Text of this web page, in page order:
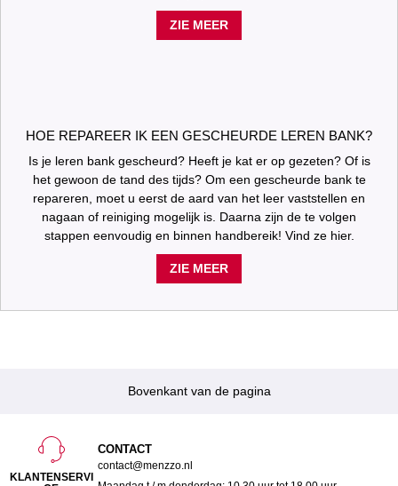
ZIE MEER
HOE REPAREER IK EEN GESCHEURDE LEREN BANK?
Is je leren bank gescheurd? Heeft je kat er op gezeten? Of is
het gewoon de tand des tijds? Om een gescheurde bank te
repareren, moet u eerst de aard van het leer vaststellen en
nagaan of reiniging mogelijk is. Daarna zijn de te volgen
stappen eenvoudig en binnen handbereik! Vind ze hier.
ZIE MEER
Bovenkant van de pagina
KLANTENSERVI
CONTACT
contact@menzzo.nl